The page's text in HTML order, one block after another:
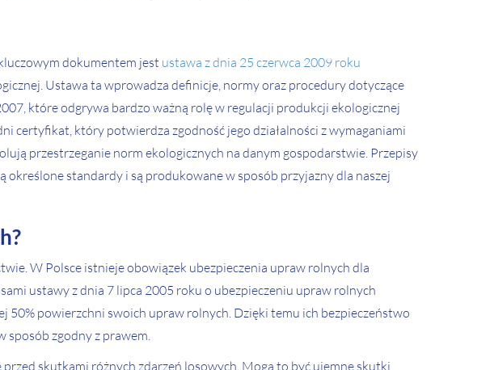
dokumentem jest ustawa z dnia 25 czerwca 2009 roku
Ustawa ta wprowadza definicje, normy oraz procedury dotyczące
które odgrywa bardzo ważną rolę w regulacji produkcji ekologicznej
certyfikat, który potwierdza zgodność jego działalności z wymaganiami
przestrzeganie norm ekologicznych na danym gospodarstwie. Przepisy
określone standardy i są produkowane w sposób przyjazny dla naszej
W Polsce istnieje obowiązek ubezpieczenia upraw rolnych dla
ustawy z dnia 7 lipca 2005 roku o ubezpieczeniu upraw rolnych
50% powierzchni swoich upraw rolnych. Dzięki temu ich bezpieczeństwo
sposób zgodny z prawem.
skutkami różnych zdarzeń losowych. Mogą to być ujemne skutki